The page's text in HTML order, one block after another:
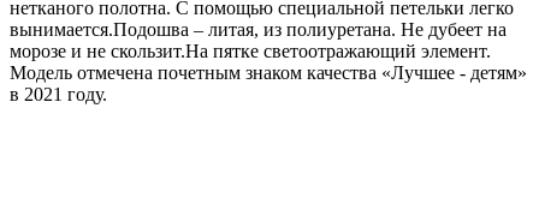
нетканого полотна. С помощью специальной петельки легко
вынимается.Подошва – литая, из полиуретана. Не дубеет на
морозе и не скользит.На пятке светоотражающий элемент.
Модель отмечена почетным знаком качества «Лучшее - детям»
в 2021 году.